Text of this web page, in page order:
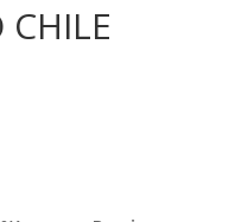
CHILE